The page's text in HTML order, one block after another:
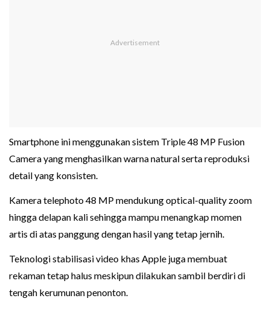
Smartphone ini menggunakan sistem Triple 48 MP Fusion
Camera yang menghasilkan warna natural serta reproduksi
detail yang konsisten.
Kamera telephoto 48 MP mendukung optical-quality zoom
hingga delapan kali sehingga mampu menangkap momen
artis di atas panggung dengan hasil yang tetap jernih.
Teknologi stabilisasi video khas Apple juga membuat
rekaman tetap halus meskipun dilakukan sambil berdiri di
tengah kerumunan penonton.